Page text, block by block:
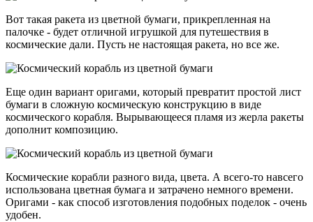
Вот такая ракета из цветной бумаги, прикрепленная на
палочке - будет отличной игрушкой для путешествия в
космические дали. Пусть не настоящая ракета, но все же.
Еще один вариант оригами, который превратит простой лист
бумаги в сложную космическую конструкцию в виде
космического корабля. Вырывающееся пламя из жерла ракеты
дополнит композицию.
Космические корабли разного вида, цвета. А всего-то навсего
использована цветная бумага и затрачено немного времени.
Оригами - как способ изготовления подобных поделок - очень
удобен.